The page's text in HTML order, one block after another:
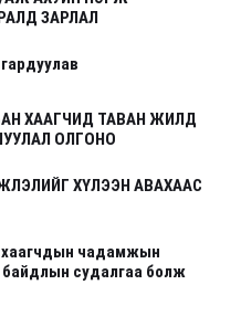
ЗАРЛАЛ
ХААГЧИД ТАВАН ЖИЛД
ОЛГОНО
ХҮЛЭЭН АВАХААС
хаагчдын чадамжын
байдлын судалгаа болж